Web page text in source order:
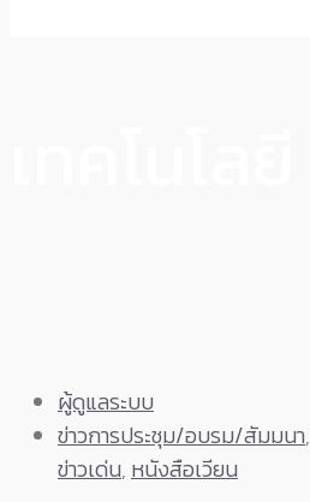
ผู้ดูแลระบบ
ข่าวการประชุม/อบรม/สัมมนา,
ข่าวเด่น, หนังสือเวียน